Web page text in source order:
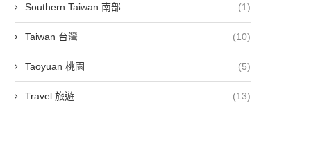
Southern Taiwan 南部 (1)
Taiwan 台灣 (10)
Taoyuan 桃園 (5)
Travel 旅遊 (13)